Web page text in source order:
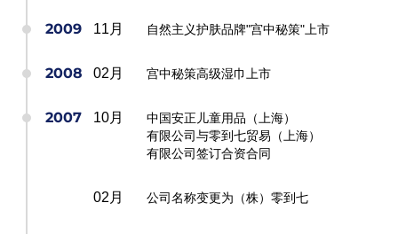
2009 11月 自然主义护肤品牌"宫中秘策"上市
2008 02月 宫中秘策高级湿巾上市
2007 10月
中国安正儿童用品（上海）
有限公司与零到七贸易（上海）
有限公司签订合资合同
02月 公司名称变更为（株）零到七